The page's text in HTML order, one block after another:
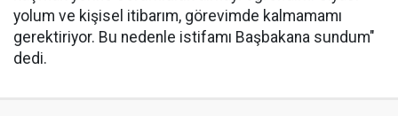
yolum ve kişisel itibarım, görevimde kalmamamı
gerektiriyor. Bu nedenle istifamı Başbakana sundum"
dedi.